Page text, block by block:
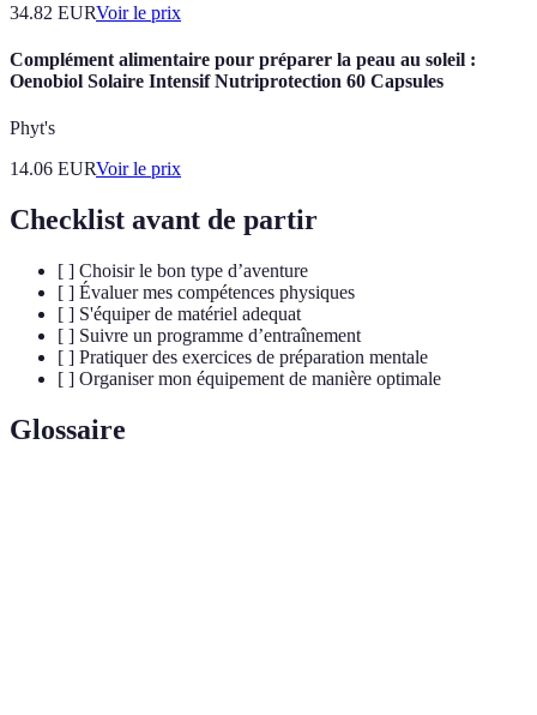
34.82 EURVoir le prix
Complément alimentaire pour préparer la peau au soleil :
Oenobiol Solaire Intensif Nutriprotection 60 Capsules
Phyt's
14.06 EURVoir le prix
Checklist avant de partir
[ ] Choisir le bon type d’aventure
[ ] Évaluer mes compétences physiques
[ ] S'équiper de matériel adequat
[ ] Suivre un programme d’entraînement
[ ] Pratiquer des exercices de préparation mentale
[ ] Organiser mon équipement de manière optimale
Glossaire